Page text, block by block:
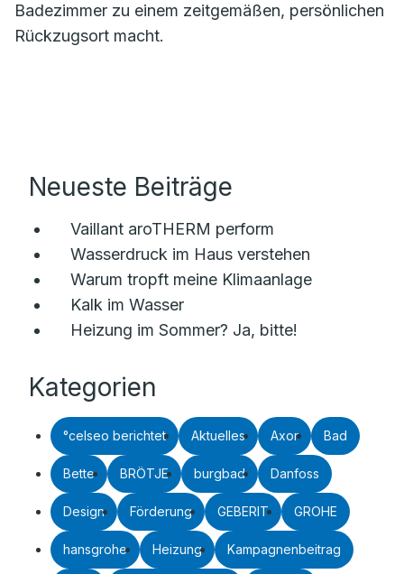
Badezimmer zu einem zeitgemäßen, persönlichen
Rückzugsort macht.
Neueste Beiträge
Vaillant aroTHERM perform
Wasserdruck im Haus verstehen
Warum tropft meine Klimaanlage
Kalk im Wasser
Heizung im Sommer? Ja, bitte!
Kategorien
°celseo berichtet Aktuelles Axor Bad
Bette BRÖTJE burgbad Danfoss
Design Förderung GEBERIT GROHE
hansgrohe Heizung Kampagnenbeitrag